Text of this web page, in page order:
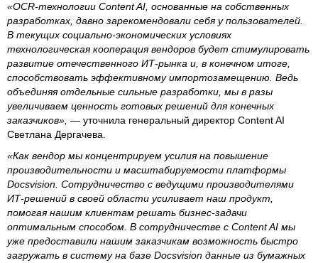
«OCR-технологии Content AI, основанные на собственных
разработках, давно зарекомендовали себя у пользователей.
В текущих социально-экономических условиях
технологическая кооперация вендоров будет стимулировать
развитие отечественного ИТ-рынка и, в конечном итоге,
способствовать эффективному импортозамещению. Ведь
объединяя отдельные сильные разработки, мы в разы
увеличиваем ценность готовых решений для конечных
заказчиков», — уточнила генеральный директор Content AI
Светлана Дергачева.
«Как вендор мы концентрируем усилия на повышение
производительности и масштабируемости платформы
Docsvision. Сотрудничество с ведущими производителями
ИТ-решений в своей области усиливает наш продукт,
помогая нашим клиентам решать бизнес-задачи
оптимальным способом. В сотрудничестве с Content AI мы
уже предоставили нашим заказчикам возможность быстро
загружать в систему на базе Docsvision данные из бумажных